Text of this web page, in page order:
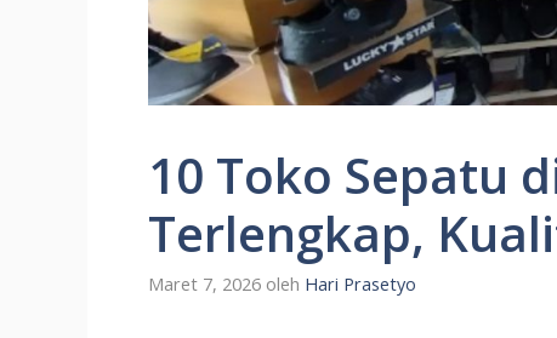
10 Toko Sepatu
Terlengkap,
Maret 7, 2026 oleh Hari Prasetyo